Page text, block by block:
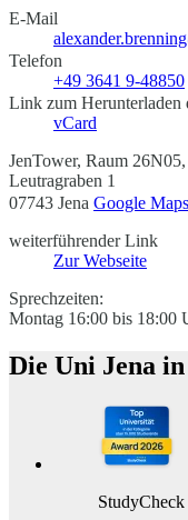
E-Mail
Telefon
+49 3641 9-48850
Link zum Herunterladen
vCard
JenTower, Raum
Leutragraben 1
07743 Jena Google
weiterführender Link
Zur Webseite
Sprechzeiten:
Montag 16:00 bis 18:00
Die Uni Jena